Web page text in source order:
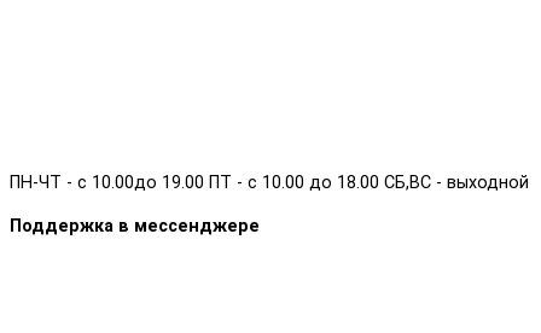
ПН-ЧТ - с 10.00до 19.00 ПТ - с 10.00 до 18.00 СБ,ВС - выходной
Поддержка в мессенджере